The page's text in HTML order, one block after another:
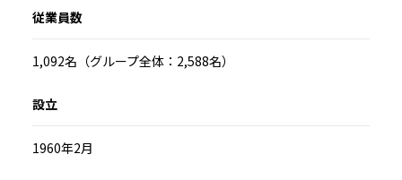
従業員数
1,092名（グループ全体：2,588名）
設立
1960年2月